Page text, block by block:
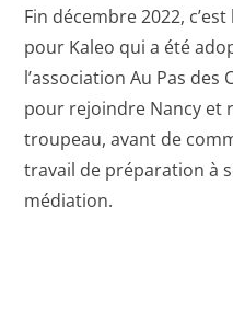
Fin décembre 2022,
pour Kaleo qui a été
l’association Au Pas des
pour rejoindre Nancy et
troupeau, avant de
travail de préparation à
médiation.